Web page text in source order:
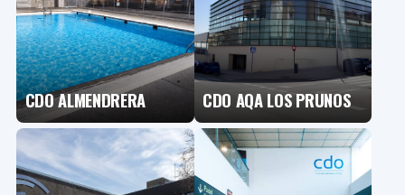
CDO ALMENDRERA CDO AQA LOS PRUNOS